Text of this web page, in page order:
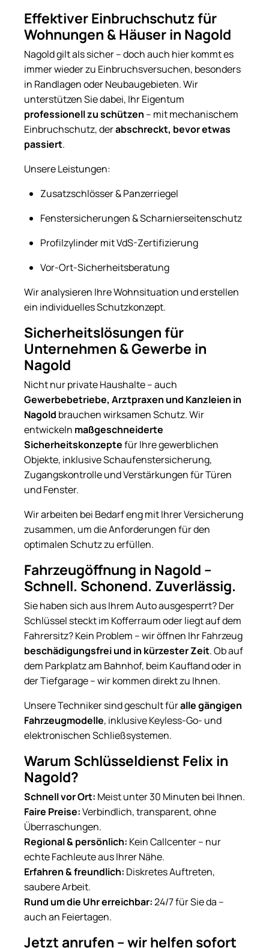
Effektiver Einbruchschutz für
Wohnungen & Häuser in Nagold
Nagold gilt als sicher – doch auch hier kommt es
immer wieder zu Einbruchsversuchen, besonders
in Randlagen oder Neubaugebieten. Wir
unterstützen Sie dabei, Ihr Eigentum
professionell zu schützen – mit mechanischem
Einbruchschutz, derabschreckt, bevor etwas
passiert.
Unsere Leistungen:
Zusatzschlösser & Panzerriegel
Fenstersicherungen & Scharnierseitenschutz
Profilzylinder mit VdS-Zertifizierung
Vor-Ort-Sicherheitsberatung
Wir analysieren Ihre Wohnsituation und erstellen
ein individuelles Schutzkonzept.
Sicherheitslösungen für
Unternehmen & Gewerbe in
Nagold
Nicht nur private Haushalte – auch
Gewerbebetriebe, Arztpraxen und Kanzleien in
Nagold brauchen wirksamen Schutz. Wir
entwickeln maßgeschneiderte
Sicherheitskonzeptefür Ihre gewerblichen
Objekte, inklusive Schaufenstersicherung,
Zugangskontrolle und Verstärkungen für Türen
und Fenster.
Wir arbeiten bei Bedarf eng mit Ihrer Versicherung
zusammen, um die Anforderungen für den
optimalen Schutz zu erfüllen.
Fahrzeugöffnung in Nagold –
Schnell. Schonend. Zuverlässig.
Sie haben sich aus Ihrem Auto ausgesperrt? Der
Schlüssel steckt im Kofferraum oder liegt auf dem
Fahrersitz? Kein Problem – wir öffnen Ihr Fahrzeug
beschädigungsfrei und in kürzester Zeit. Ob auf
dem Parkplatz am Bahnhof, beim Kaufland oder in
der Tiefgarage – wir kommen direkt zu Ihnen.
Unsere Techniker sind geschult füralle gängigen
Fahrzeugmodelle, inklusive Keyless-Go- und
elektronischen Schließsystemen.
Warum Schlüsseldienst Felix in
Nagold?
Schnell vor Ort: Meist unter 30 Minuten bei Ihnen.
Faire Preise:Verbindlich, transparent, ohne
Überraschungen.
Regional & persönlich: Kein Callcenter – nur
echte Fachleute aus Ihrer Nähe.
Erfahren & freundlich: Diskretes Auftreten,
saubere Arbeit.
Rund um die Uhr erreichbar:24/7 für Sie da –
auch an Feiertagen.
Jetzt anrufen – wir helfen sofort